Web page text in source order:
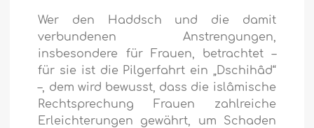
Wer den Haddsch und die damit
verbundenen Anstrengungen,
insbesondere für Frauen, betrachtet –
für sie ist die Pilgerfahrt ein „Dschihâd“
–, dem wird bewusst, dass die islâmische
Rechtsprechung Frauen zahlreiche
Erleichterungen gewährt, um Schaden